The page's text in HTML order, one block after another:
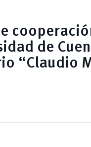
de
“Claudio